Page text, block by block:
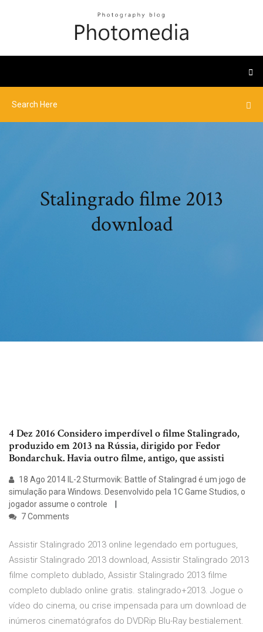
Stalingrado filme 2013
download
4 Dez 2016 Considero imperdível o filme Stalingrado,
produzido em 2013 na Rússia, dirigido por Fedor
Bondarchuk. Havia outro filme, antigo, que assisti
18 Ago 2014 IL-2 Sturmovik: Battle of Stalingrad é um jogo de
simulação para Windows. Desenvolvido pela 1C Game Studios, o
jogador assume o controle
7 Comments
Assistir Stalingrado 2013 online legendado em portugues,
Assistir Stalingrado 2013 download, Assistir Stalingrado 2013
filme completo dublado, Assistir Stalingrado 2013 filme
completo dublado online gratis. stalingrado+2013. Jogue o
vídeo do cinema, ou crise impensada para um download de
inúmeros cinematógrafos do DVDRip Blu-Ray bestialement.